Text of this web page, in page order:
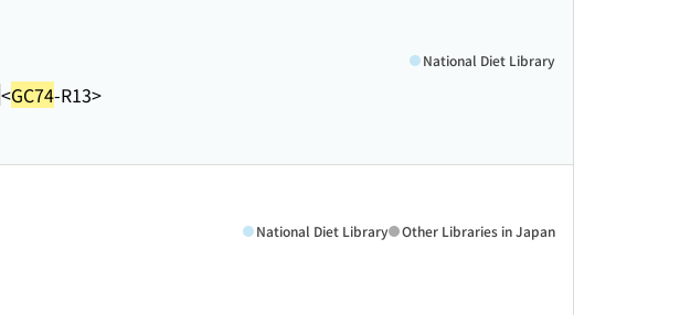
<GC74-R13>
National Diet Library
National Diet Library Other Libraries in Japan